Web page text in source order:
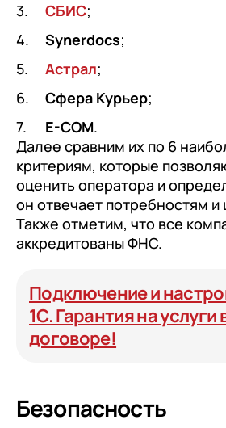
СБИС;
Synerdocs;
Астрал;
Сфера Курьер;
E-COM.
Далее сравним их по 6
критериям, которые
оценить оператора и
он отвечает потребностям
Также отметим, что все
аккредитованы ФНС.
Подключение и
1С. Гарантия на услуги
договоре!
Безопасность